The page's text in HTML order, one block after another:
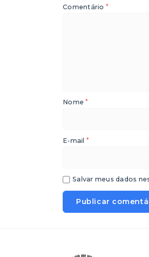
Comentário *
Nome*
E-mail *
Salvar meus dados